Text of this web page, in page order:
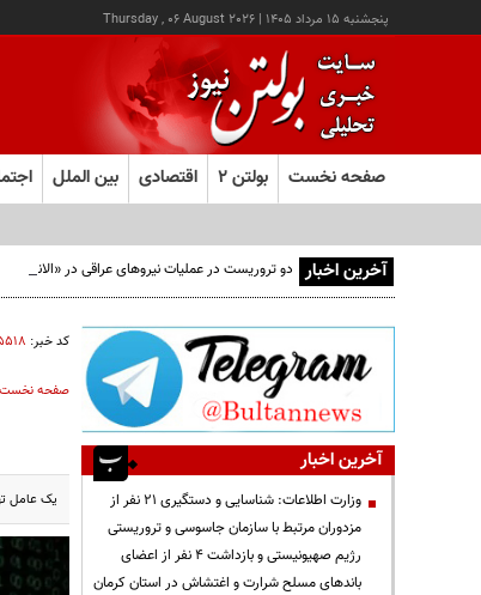
پنجشنبه ۱۵ مرداد ۱۴۰۵ |
Thursday , 06 August 2026
صفحه نخست بولتن ۲ اقتصادی بین الملل
آخرین اخبار دو تروریست در عملیات نیروهای عراقی در «الانبار»
کد خبر:
صفحه نخست
یک عامل
آخرین اخبار
وزارت اطلاعات: شناسایی و دستگیری ۲۱ نفر از
مزدوران مرتبط با سازمان جاسوسی و تروریستی
رژیم صهیونیستی و بازداشت ۴ نفر از اعضای
باندهای مسلح شرارت و اغتشاش در استان کرمان